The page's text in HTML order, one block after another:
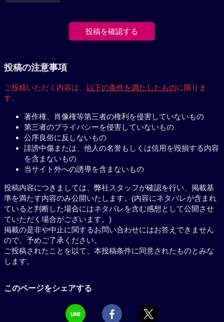
投稿の注意事項
ご投稿いただく内容は、 以下の条件を満たしたものに限りま
す。
著作権、肖像権等第三者の権利を侵害していないもの
第三者のプライバシーを侵害していないもの
公序良俗に反しないもの
誹謗中傷または、他人の名誉もしくは信用を毀損する内容
を含まないもの
当サイト外への誘導を含まないもの
投稿内容につきましては、弊社スタッフが確認を行い、掲載基
準を満たす内容のみ公開いたします。(内容にネタバレが含まれ
ていると判断した場合にはネタバレを含む感想として公開させ
ていただく場合がございます。)
掲載の是非や中止に関するお問い合わせにはお答えできません
ので、予めご了承ください。
ご投稿されたことを以て、本投稿条件に同意されたものとみな
します。
このページをシェアする